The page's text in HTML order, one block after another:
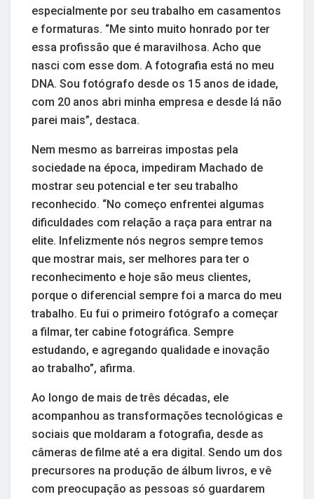
especialmente por seu trabalho em casamentos
e formaturas. “Me sinto muito honrado por ter
essa profissão que é maravilhosa. Acho que
nasci com esse dom. A fotografia está no meu
DNA. Sou fotógrafo desde os 15 anos de idade,
com 20 anos abri minha empresa e desde lá não
parei mais”, destaca.
Nem mesmo as barreiras impostas pela
sociedade na época, impediram Machado de
mostrar seu potencial e ter seu trabalho
reconhecido. “No começo enfrentei algumas
dificuldades com relação a raça para entrar na
elite. Infelizmente nós negros sempre temos
que mostrar mais, ser melhores para ter o
reconhecimento e hoje são meus clientes,
porque o diferencial sempre foi a marca do meu
trabalho. Eu fui o primeiro fotógrafo a começar
a filmar, ter cabine fotográfica. Sempre
estudando, e agregando qualidade e inovação
ao trabalho”, afirma.
Ao longo de mais de três décadas, ele
acompanhou as transformações tecnológicas e
sociais que moldaram a fotografia, desde as
câmeras de filme até a era digital. Sendo um dos
precursores na produção de álbum livros, e vê
com preocupação as pessoas só guardarem